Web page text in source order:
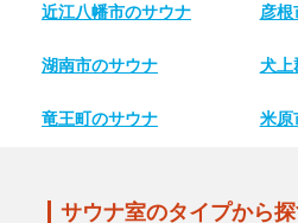
近江八幡市のサウナ 彦根
湖南市のサウナ 犬上
竜王町のサウナ 米原
サウナ室のタイプから